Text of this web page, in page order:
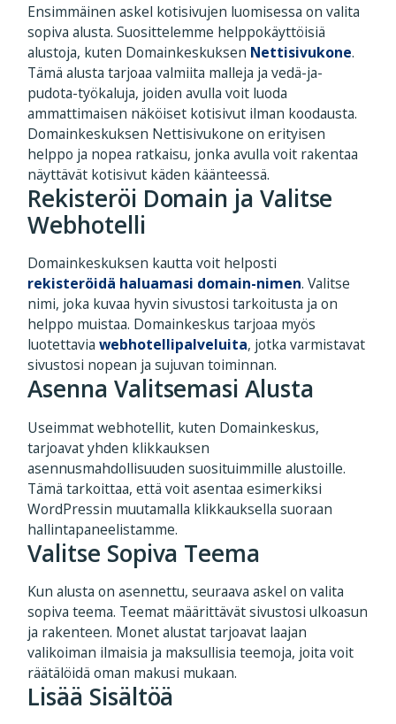
Ensimmäinen askel kotisivujen luomisessa on valita
sopiva alusta. Suosittelemme helppokäyttöisiä
alustoja, kuten Domainkeskuksen Nettisivukone.
Tämä alusta tarjoaa valmiita malleja ja vedä-ja-
pudota-työkaluja, joiden avulla voit luoda
ammattimaisen näköiset kotisivut ilman koodausta.
Domainkeskuksen Nettisivukone on erityisen
helppo ja nopea ratkaisu, jonka avulla voit rakentaa
näyttävät kotisivut käden käänteessä.
Rekisteröi Domain ja Valitse
Webhotelli
Domainkeskuksen kautta voit helposti
rekisteröidä haluamasi domain-nimen. Valitse
nimi, joka kuvaa hyvin sivustosi tarkoitusta ja on
helppo muistaa. Domainkeskus tarjoaa myös
luotettaviawebhotellipalveluita, jotka varmistavat
sivustosi nopean ja sujuvan toiminnan.
Asenna Valitsemasi Alusta
Useimmat webhotellit, kuten Domainkeskus,
tarjoavat yhden klikkauksen
asennusmahdollisuuden suosituimmille alustoille.
Tämä tarkoittaa, että voit asentaa esimerkiksi
WordPressin muutamalla klikkauksella suoraan
hallintapaneelistamme.
Valitse Sopiva Teema
Kun alusta on asennettu, seuraava askel on valita
sopiva teema. Teemat määrittävät sivustosi ulkoasun
ja rakenteen. Monet alustat tarjoavat laajan
valikoiman ilmaisia ja maksullisia teemoja, joita voit
räätälöidä oman makusi mukaan.
Lisää Sisältöä